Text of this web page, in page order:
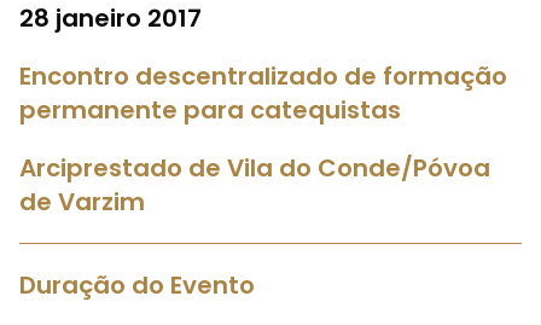
28 janeiro 2017
Encontro descentralizado de formação
permanente para catequistas
Arciprestado de Vila do Conde/Póvoa
de Varzim
Duração do Evento